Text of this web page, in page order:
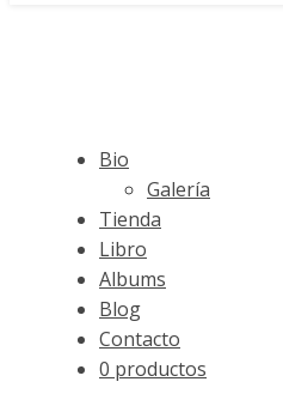
Bio
Galería
Tienda
Libro
Albums
Blog
Contacto
0 productos